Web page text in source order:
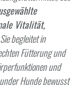
Vitalität,
begleitet in
Fütterung und
und
Hunde bewusst